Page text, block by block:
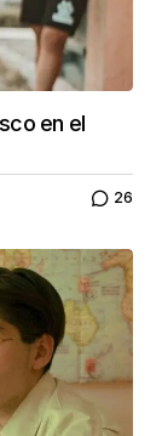
en el
26